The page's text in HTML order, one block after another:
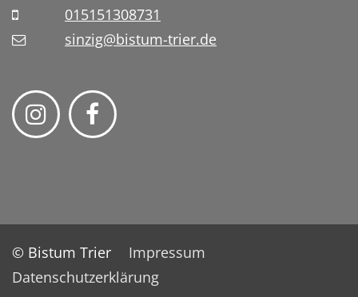
015151308731
sinzig@bistum-trier.de
© Bistum Trier
Impressum
Datenschutzerklärung